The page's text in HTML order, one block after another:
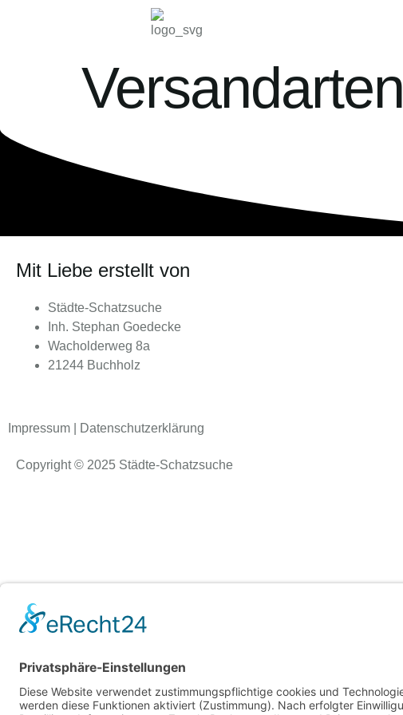
Versandarten
Mit Liebe erstellt von
Städte-Schatzsuche
Inh. Stephan Goedecke
Wacholderweg 8a
21244 Buchholz
Impressum Datenschutzerklärung
Copyright © 2025 Städte-Schatzsuche